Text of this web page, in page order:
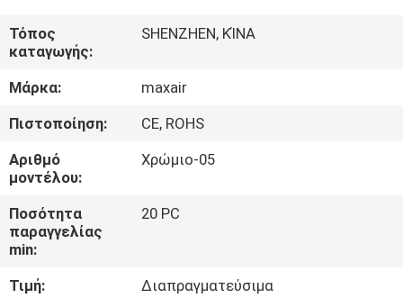
ΕΜΕΊΣ
ΓΎΡΟΣ
ΕΡΓΟΣΤΑΣΊΩΝ
ΠΟΙΟΤΙΚΌΣ
ΈΛΕΓΧΟΣ
Τόπος
καταγωγής:
SHENZHEN, ΚΊΝΑ
Μάρκα:
maxair
Πιστοποίηση:
CE, ROHS
Αριθμό
μοντέλου:
Χρώμιο-05
Ποσότητα
παραγγελίας
min:
20 PC
Τιμή:
Διαπραγματεύσιμα